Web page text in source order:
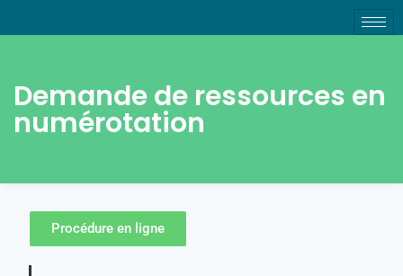
Demande de ressources en
numérotation
Procédure en ligne